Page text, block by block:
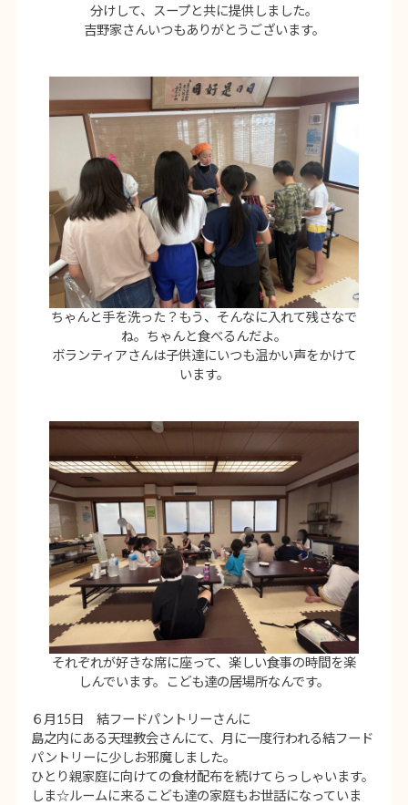
分けして、スープと共に提供しました。
吉野家さんいつもありがとうございます。
ちゃんと手を洗った？もう、そんなに入れて残さなで
ね。ちゃんと食べるんだよ。
ボランティアさんは子供達にいつも温かい声をかけて
います。
それぞれが好きな席に座って、楽しい食事の時間を楽
しんでいます。こども達の居場所なんです。
６月15日 結フードパントリーさんに
島之内にある天理教会さんにて、月に一度行われる結フード
パントリーに少しお邪魔しました。
ひとり親家庭に向けての食材配布を続けてらっしゃいます。
しま☆ルームに来るこども達の家庭もお世話になっていま